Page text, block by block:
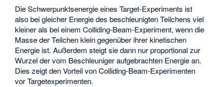
Die Schwerpunktsenergie eines Target-Experiments ist
also bei gleicher Energie des beschleunigten Teilchens viel
kleiner als bei einem Colliding-Beam-Experiment, wenn die
Masse der Teilchen klein gegenüber ihrer kinetischen
Energie ist. Außerdem steigt sie dann nur proportional zur
Wurzel der vom Beschleuniger aufgebrachten Energie an.
Dies zeigt den Vorteil von Colliding-Beam-Experimenten
vor Targetexperimenten.